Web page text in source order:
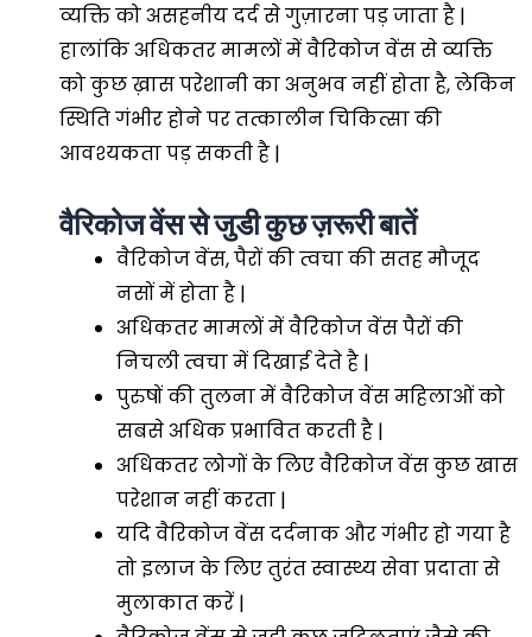
व्यक्ति को असहनीय दर्द से गुज़ारना पड़ जाता है |
हालांकि अधिकतर मामलों में वैरिकोज वेंस से व्यक्ति
को कुछ ख़ास परेशानी का अनुभव नहीं होता है, लेकिन
स्थिति गंभीर होने पर तत्कालीन चिकित्सा की
आवश्यकता पड़ सकती है |
वैरिकोज वेंस से जुडी कुछ ज़रूरी बातें
वैरिकोज वेंस, पैरों की त्वचा की सतह मौजूद
नसों में होता है |
अधिकतर मामलों में वैरिकोज वेंस पैरों की
निचली त्वचा में दिखाई देते है |
पुरुषों की तुलना में वैरिकोज वेंस महिलाओं को
सबसे अधिक प्रभावित करती है |
अधिकतर लोगों के लिए वैरिकोज वेंस कुछ खास
परेशान नहीं करता |
यदि वैरिकोज वेंस दर्दनाक और गंभीर हो गया है
तो इलाज के लिए तुरंत स्वास्थ्य सेवा प्रदाता से
मुलाकात करें |